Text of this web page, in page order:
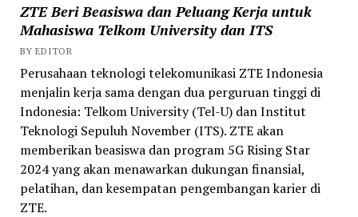
ZTE Beri Beasiswa dan Peluang Kerja untuk
Mahasiswa Telkom University dan ITS
BY EDITOR
Perusahaan teknologi telekomunikasi ZTE Indonesia
menjalin kerja sama dengan dua perguruan tinggi di
Indonesia: Telkom University (Tel-U) dan Institut
Teknologi Sepuluh November (ITS). ZTE akan
memberikan beasiswa dan program 5G Rising Star
2024 yang akan menawarkan dukungan finansial,
pelatihan, dan kesempatan pengembangan karier di
ZTE.